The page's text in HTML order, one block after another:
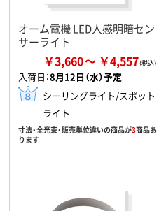
オーム電機 LED人感明暗セン
サーライト
￥3,660 ￥4,557
入荷日：8月12日（水）予定
シーリングライト/スポット
ライト
寸法・全光束・販売単位違いの商品が3商品あ
ります